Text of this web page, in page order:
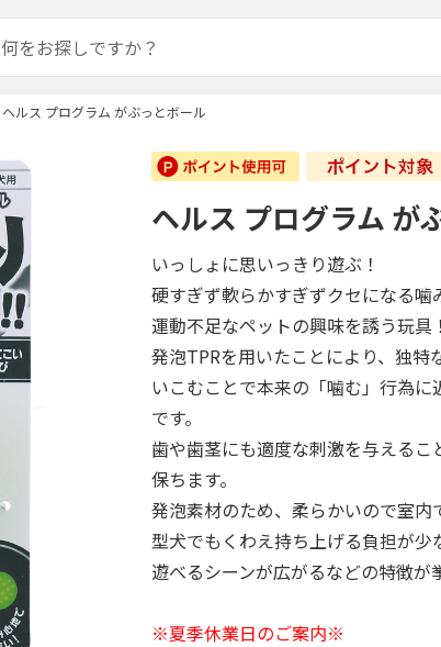
ヘルス プログラム がぶっとボール
ヘルス プログラム が
いっしょに思いっきり遊ぶ！
硬すぎず軟らかすぎずクセになる噛
運動不足なペットの興味を誘う玩具
発泡TPRを用いたことにより、独
いこむことで本来の「噛む」行為
です。
歯や歯茎にも適度な刺激を与える
保ちます。
発泡素材のため、柔らかいので室
型犬でもくわえ持ち上げる負担が
遊べるシーンが広がるなどの特徴が
※夏季休業日のご案内※